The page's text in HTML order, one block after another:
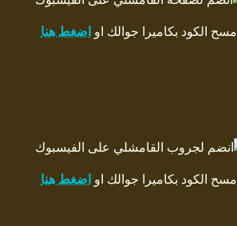
امسح الكود بكاميرا جوالك او اضغط هنا
امسح الكود بكاميرا جوالك او اضغط هنا